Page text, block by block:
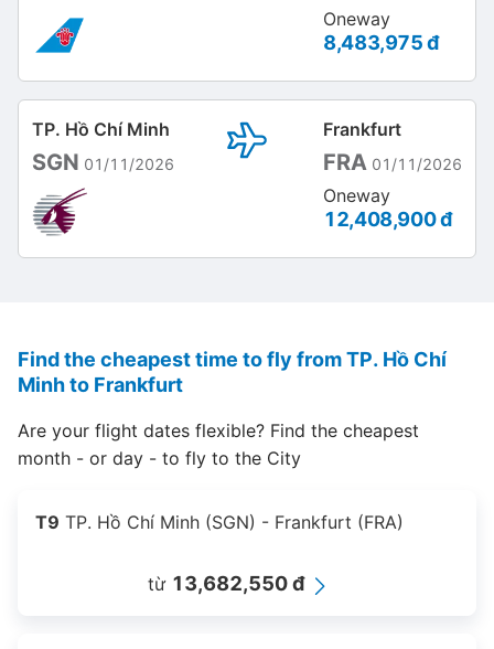
Oneway
8,483,975 đ
TP. Hồ Chí Minh
SGN 01/11/2026
Frankfurt
FRA 01/11/2026
Oneway
12,408,900 đ
Find the cheapest time to fly from TP. Hồ Chí
Minh to Frankfurt
Are your flight dates flexible? Find the cheapest
month - or day - to fly to the City
T9 TP. Hồ Chí Minh (SGN) - Frankfurt (FRA)
từ 13,682,550 đ